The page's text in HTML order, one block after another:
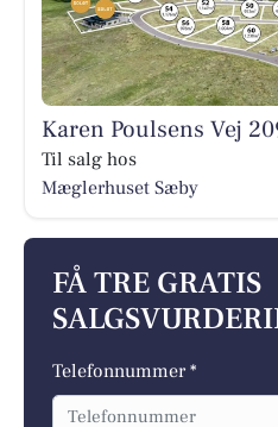
Karen Poulsens Vej
Til salg hos
Mæglerhuset Sæby
FÅ TRE GRATIS
Telefonnummer *